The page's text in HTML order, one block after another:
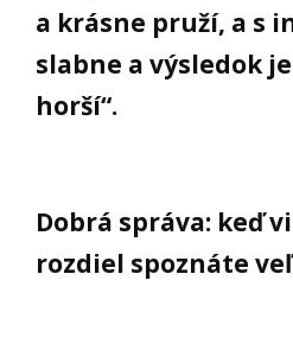
a krásne pruží, a s
slabne a výsledok
horší“.
Dobrá správa: keď
rozdiel spoznáte